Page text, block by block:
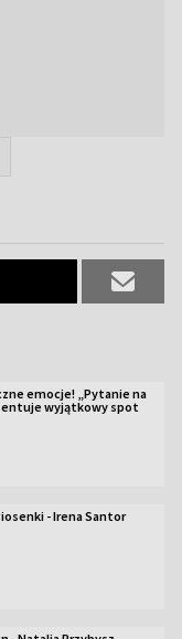
emocje! „Pytanie na
wyjątkowy spot
- Irena Santor